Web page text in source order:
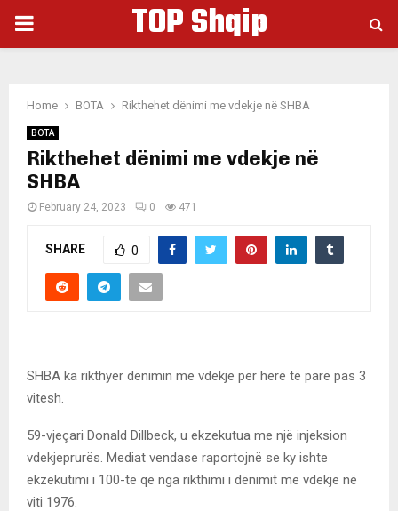
PRIMARY
TOP Shqip
Home BOTA Rikthehet dënimi me vdekje në SHBA
BOTA
Rikthehet dënimi me vdekje në
SHBA
February 24, 2023 0 471
SHARE 0
SHBA ka rikthyer dënimin me vdekje për herë të parë pas 3
vitesh.
59-vjeçari Donald Dillbeck, u ekzekutua me një injeksion
vdekjeprurës. Mediat vendase raportojnë se ky ishte
ekzekutimi i 100-të që nga rikthimi i dënimit me vdekje në
viti 1976.